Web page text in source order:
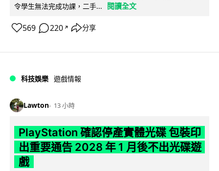
令學生無法完成功課，二手...
閱讀全文
569 220 ↗ 分享
科技娛樂 遊戲情報
Lawton 13 小時
PlayStation 確認停產實體光碟 包裝印
出重要通告 2028 年 1 月後不出光碟遊
戲